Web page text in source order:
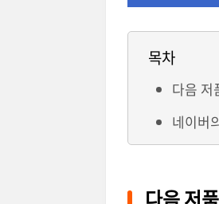
목차
다음 저
네이버